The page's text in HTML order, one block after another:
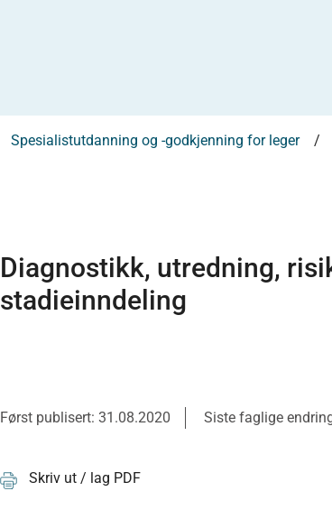
Spesialistutdanning og -godkjenning for leger
Diagnostikk, utredning,
stadieinndeling
Først publisert: 31.08.2020 Siste faglige
Skriv ut / lag PDF